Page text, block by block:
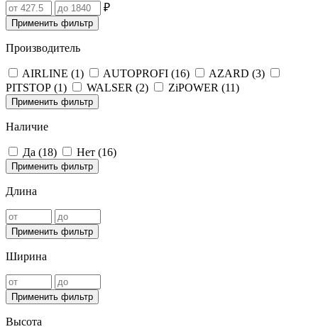
₽
Применить фильтр
Производитель
AIRLINE (1) AUTOPROFI (16) AZARD (3)
PITSTOP (1) WALSER (2) ZiPOWER (11)
Применить фильтр
Наличие
Да (18) Нет (16)
Применить фильтр
Длина
Применить фильтр
Ширина
Применить фильтр
Высота